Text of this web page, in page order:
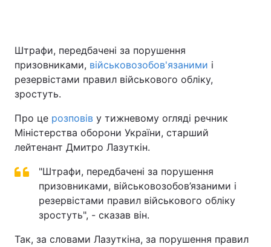
Штрафи, передбачені за порушення
призовниками, військовозобов'язаними і
резервістами правил військового обліку,
зростуть.
Про це розповів у тижневому огляді речник
Міністерства оборони України, старший
лейтенант Дмитро Лазуткін.
"Штрафи, передбачені за порушення
призовниками, військовозобов’язаними і
резервістами правил військового обліку
зростуть", - сказав він.
Так, за словами Лазуткіна, за порушення правил